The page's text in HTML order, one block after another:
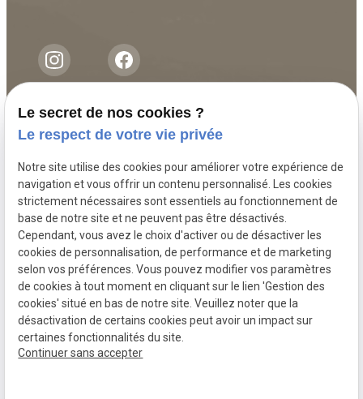
A propos
Nous accompagnons nos clients avec
attention et sérieux dans leurs démarches
juridiques. À l’écoute de vos besoins, nous
vous aidons à trouver des solutions
adaptées à chaque situation tout en vous
guidant avec clarté et engagement.
Le secret de nos cookies ?
Le respect de votre vie privée
Notre site utilise des cookies pour améliorer votre expérience de
navigation et vous offrir un contenu personnalisé. Les cookies
strictement nécessaires sont essentiels au fonctionnement de
base de notre site et ne peuvent pas être désactivés.
Cependant, vous avez le choix d'activer ou de désactiver les
cookies de personnalisation, de performance et de marketing
selon vos préférences. Vous pouvez modifier vos paramètres
de cookies à tout moment en cliquant sur le lien 'Gestion des
cookies' situé en bas de notre site. Veuillez noter que la
désactivation de certains cookies peut avoir un impact sur
certaines fonctionnalités du site.
Continuer sans accepter